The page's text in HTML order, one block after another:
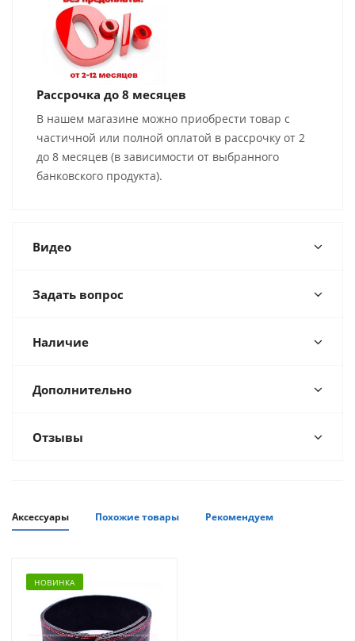
Рассрочка до 8 месяцев
В нашем магазине можно приобрести товар с
частичной или полной оплатой в рассрочку от 2
до 8 месяцев (в зависимости от выбранного
банковского продукта).
Видео
Задать вопрос
Наличие
Дополнительно
Отзывы
Аксессуары Похожие товары Рекомендуем
НОВИНКА